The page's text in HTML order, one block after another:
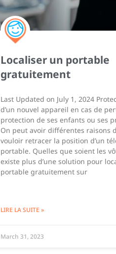
Localiser un portable
gratuitement
Last Updated on July 1, 2024
d’un nouvel appareil en cas de
protection de ses enfants ou ses
On peut avoir différentes raisons
vouloir retracer la position d’un
portable. Quelles que soient les
existe plus d’une solution pour
portable gratuitement sur
LIRE LA SUITE »
March 31, 2023